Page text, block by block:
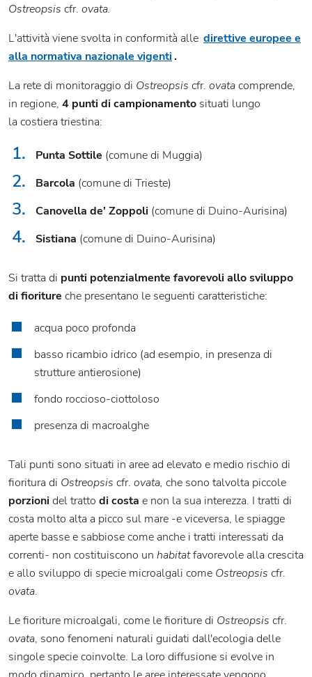
Ostreopsis cfr. ovata.
L'attività viene svolta in conformità alle direttive europee e
alla normativa nazionale vigenti.
La rete di monitoraggio di Ostreopsis cfr. ovatacomprende,
in regione, 4 punti di campionamento situati lungo
la costiera triestina:
1. Punta Sottile (comune di Muggia)
2. Barcola (comune di Trieste)
3. Canovella de' Zoppoli (comune di Duino-Aurisina)
4. Sistiana (comune di Duino-Aurisina)
Si tratta di punti potenzialmente favorevoli allo sviluppo
di fioriture che presentano le seguenti caratteristiche:
acqua poco profonda
basso ricambio idrico (ad esempio, in presenza di
strutture antierosione)
fondo roccioso-ciottoloso
presenza di macroalghe
Tali punti sono situati in aree ad elevato e medio rischio di
fioritura di Ostreopsis cfr. ovata, che sono talvolta piccole
porzionidel tratto di costa e non la sua interezza. I tratti di
costa molto alta a picco sul mare -e viceversa, le spiagge
aperte basse e sabbiose come anche i tratti interessati da
correnti- non costituiscono un habitatfavorevole alla crescita
e allo sviluppo di specie microalgali come Ostreopsis cfr.
ovata.
Le fioriture microalgali, come le fioriture di Ostreopsis cfr.
ovata, sono fenomeni naturali guidati dall'ecologia delle
singole specie coinvolte. La loro diffusione si evolve in